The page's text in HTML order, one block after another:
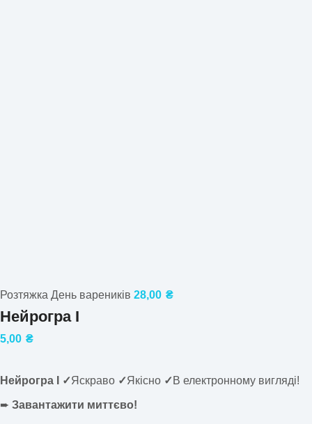
Розтяжка День вареників 28,00 ₴
Нейрогра І
5,00 ₴
Нейрогра І ✓Яскраво ✓Якісно ✓В електронному вигляді!
➨ Завантажити миттєво!